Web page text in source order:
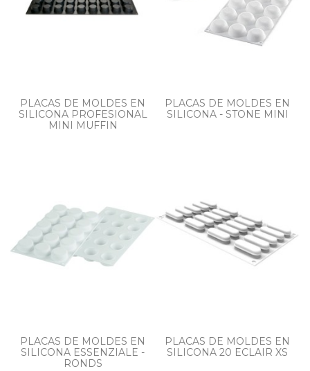
PLACAS DE MOLDES EN
SILICONA PROFESIONAL
MINI MUFFIN
PLACAS DE MOLDES EN
SILICONA - STONE MINI
PLACAS DE MOLDES EN
SILICONA ESSENZIALE -
RONDS
PLACAS DE MOLDES EN
SILICONA 20 ECLAIR XS